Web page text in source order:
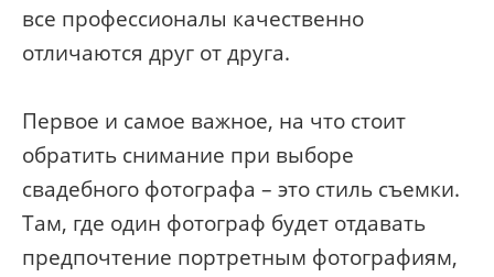
все профессионалы качественно
отличаются друг от друга.
Первое и самое важное, на что стоит
обратить снимание при выборе
свадебного фотографа – это стиль съемки.
Там, где один фотограф будет отдавать
предпочтение портретным фотографиям,